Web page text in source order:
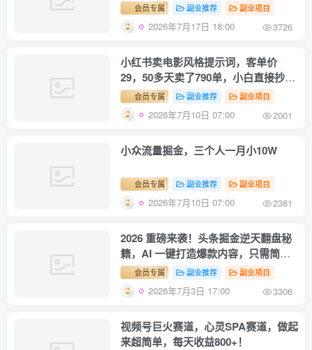
会员专属 副业推荐 副业项目
2026年7月17日 18:00 3726
小红书卖电影风格提示词，客单价
29，50多天卖了790单，小白直接抄作
业！会员专属 副业推荐 副业项目
2026年7月10日 07:00 2001
小众流量掘金，三个人一月小10W
会员专属 副业推荐 副业项目
2026年7月10日 07:00 2381
2026 重磅来袭！头条掘金逆天翻盘秘
籍，AI 一键打造爆款内容，只需简单
复制粘贴，日入 1000 + 轻松实现！
会员专属 副业推荐 副业项目
2026年7月3日 17:00 3306
视频号巨火赛道，心灵SPA赛道，做起
来超简单，每天收益800+！